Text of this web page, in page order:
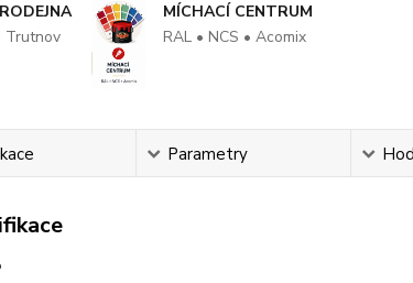
Trutnov
MÍCHACÍ CENTRUM
RAL • NCS • Acomix
Parametry